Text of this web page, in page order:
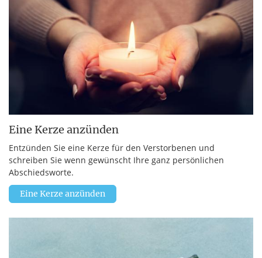
Eine Kerze anzünden
Entzünden Sie eine Kerze für den Verstorbenen und
schreiben Sie wenn gewünscht Ihre ganz persönlichen
Abschiedsworte.
Eine Kerze anzünden